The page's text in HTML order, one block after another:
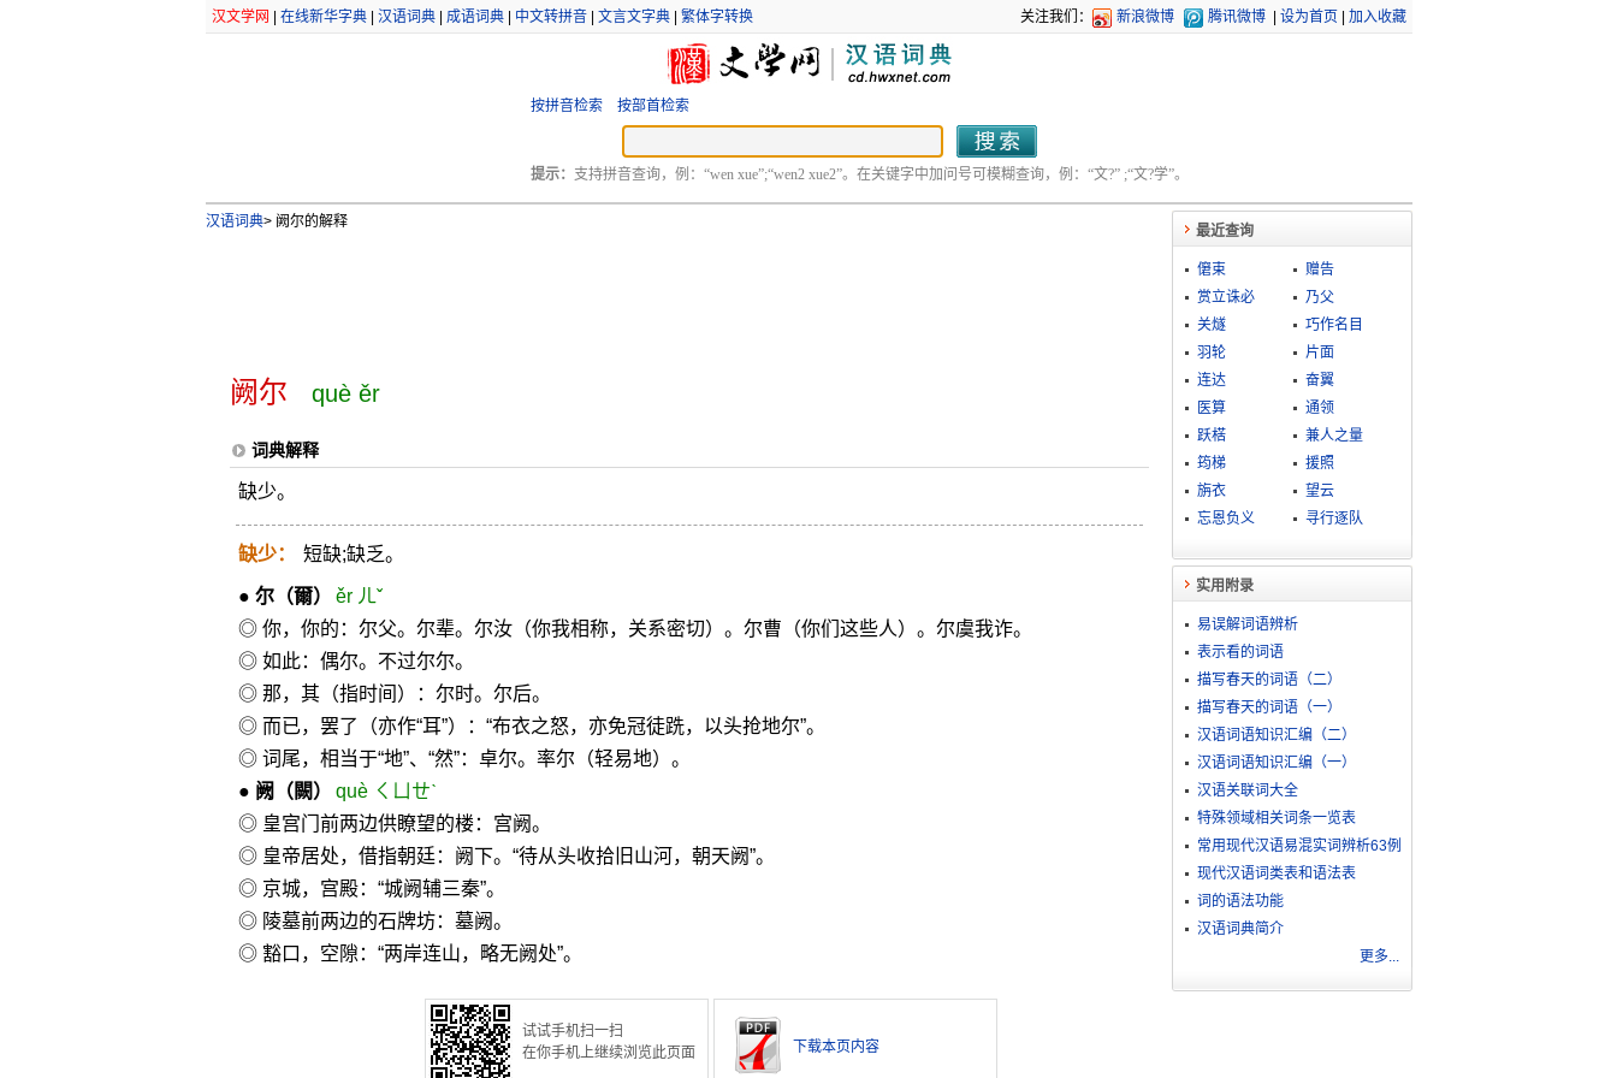
汉文学网 在线新华字典| 汉语词典| 成语词典| 中文转拼音| 文言文字典| 繁体字转换 关注我们： 新浪微博 腾讯微博 设为首页 加入收藏
按拼音检索 按部首检索
提示： 支持拼音查询，例：“wen xue”;“wen2 xue2”。在关键字中加问号可模糊查询，例：“文?” ;“文?学”。
汉语词典>阙尔的解释
阙尔 què ěr
词典解释
缺少。
缺少： 短缺;缺乏。
● 尔（爾）
ěr ㄦˇ
◎ 你，你的：尔父。尔辈。尔汝（你我相称，关系密切）。尔曹（你们这些人）。尔虞我诈。
◎ 如此：偶尔。不过尔尔。
◎ 那，其（指时间）：尔时。尔后。
◎ 而已，罢了（亦作“耳”）：“布衣之怒，亦免冠徒跣，以头抢地尔”。
◎ 词尾，相当于“地”、“然”：卓尔。率尔（轻易地）。
● 阙 （闕）
què ㄑㄩㄝˋ
◎ 皇宫门前两边供瞭望的楼：宫阙。
◎ 皇帝居处，借指朝廷：阙下。“待从头收拾旧山河，朝天阙”。
◎ 京城，宫殿：“城阙辅三秦”。
◎ 陵墓前两边的石牌坊：墓阙。
◎ 豁口，空隙：“两岸连山，略无阙处”。
试试手机扫一扫
在你手机上继续浏览此页面
下载本页内容
最近查询
僒束
赠告
赏立诛必
乃父
关燧
巧作名目
羽轮
片面
连达
奋翼
医算
通领
跃楛
兼人之量
筠梯
援照
旃衣
望云
忘恩负义
寻行逐队
实用附录
易误解词语辨析
表示看的词语
描写春天的词语（二）
描写春天的词语（一）
汉语词语知识汇编（二）
汉语词语知识汇编（一）
汉语关联词大全
特殊领域相关词条一览表
常用现代汉语易混实词辨析63例
现代汉语词类表和语法表
词的语法功能
汉语词典简介
更多...